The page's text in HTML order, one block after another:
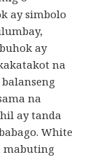
ay simbolo
ay
na
na
ay tanda
White
mabuting